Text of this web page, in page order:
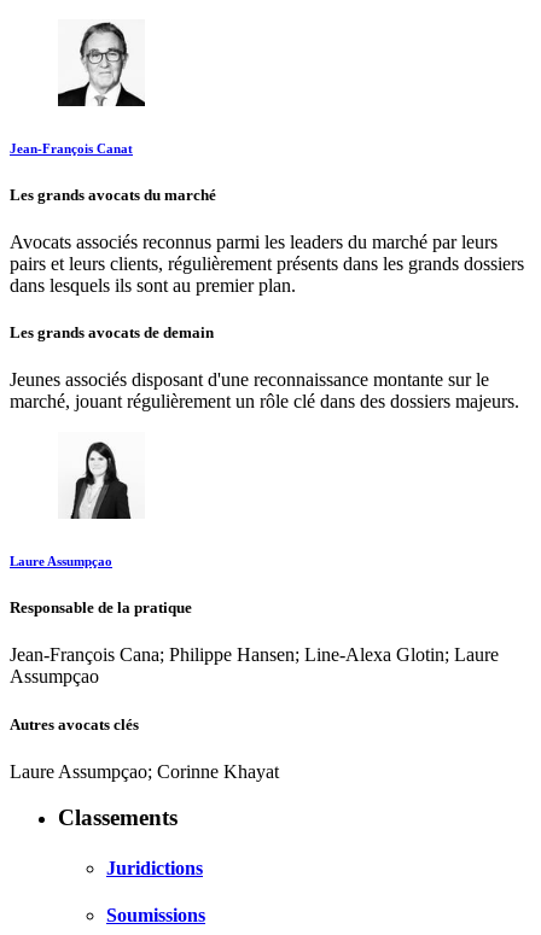
Jean-François Canat
Les grands avocats du marché
Avocats associés reconnus parmi les leaders du marché par leurs
pairs et leurs clients, régulièrement présents dans les grands dossiers
dans lesquels ils sont au premier plan.
Les grands avocats de demain
Jeunes associés disposant d'une reconnaissance montante sur le
marché, jouant régulièrement un rôle clé dans des dossiers majeurs.
Laure Assumpçao
Responsable de la pratique
Jean-François Cana; Philippe Hansen; Line-Alexa Glotin; Laure
Assumpçao
Autres avocats clés
Laure Assumpçao; Corinne Khayat
Classements
Juridictions
Soumissions